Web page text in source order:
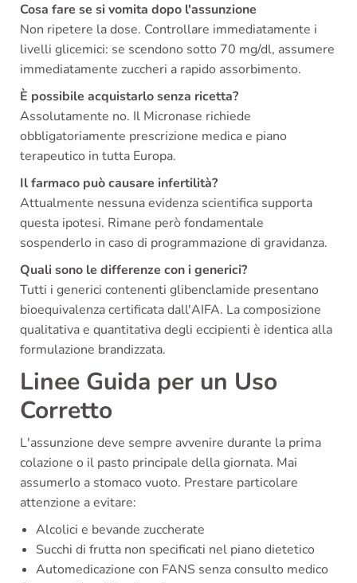
Cosa fare se si vomita dopo l'assunzione
Non ripetere la dose. Controllare immediatamente i
livelli glicemici: se scendono sotto 70 mg/dl, assumere
immediatamente zuccheri a rapido assorbimento.
È possibile acquistarlo senza ricetta?
Assolutamente no. Il Micronase richiede
obbligatoriamente prescrizione medica e piano
terapeutico in tutta Europa.
Il farmaco può causare infertilità?
Attualmente nessuna evidenza scientifica supporta
questa ipotesi. Rimane però fondamentale
sospenderlo in caso di programmazione di gravidanza.
Quali sono le differenze con i generici?
Tutti i generici contenenti glibenclamide presentano
bioequivalenza certificata dall'AIFA. La composizione
qualitativa e quantitativa degli eccipienti è identica alla
formulazione brandizzata.
Linee Guida per un Uso
Corretto
L'assunzione deve sempre avvenire durante la prima
colazione o il pasto principale della giornata. Mai
assumerlo a stomaco vuoto. Prestare particolare
attenzione a evitare:
Alcolici e bevande zuccherate
Succhi di frutta non specificati nel piano dietetico
Automedicazione con FANS senza consulto medico